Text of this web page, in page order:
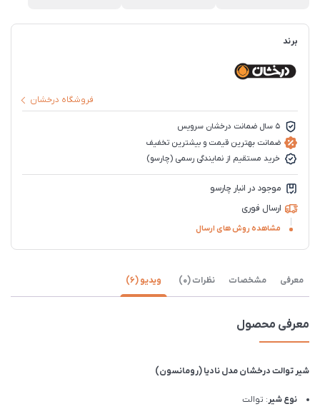
برند
فروشگاه درخشان
5 سال ضمانت درخشان سرویس
ضمانت بهترین قیمت و بیشترین تخفیف
خرید مستقیم از نمایندگی رسمی (چارسو)
موجود در انبار چارسو
ارسال فوری
مشاهده روش های ارسال
معرفی مشخصات نظرات (0) ویدیو (6)
معرفی محصول
شیر توالت درخشان مدل نادیا (رومانسون)
نوع شیر: توالت